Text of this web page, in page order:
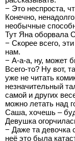
− Это неспроста,
Конечно,
необычные
Тут Яна оборвала
− Скорее всего,
нам.
− А-а-а, ну, может
Всего-то? Ну вот,
уже не читать
незначительный
самой и других
можно летать над
Саша, хочешь –
Девушка
− Даже та девочка
неё это была